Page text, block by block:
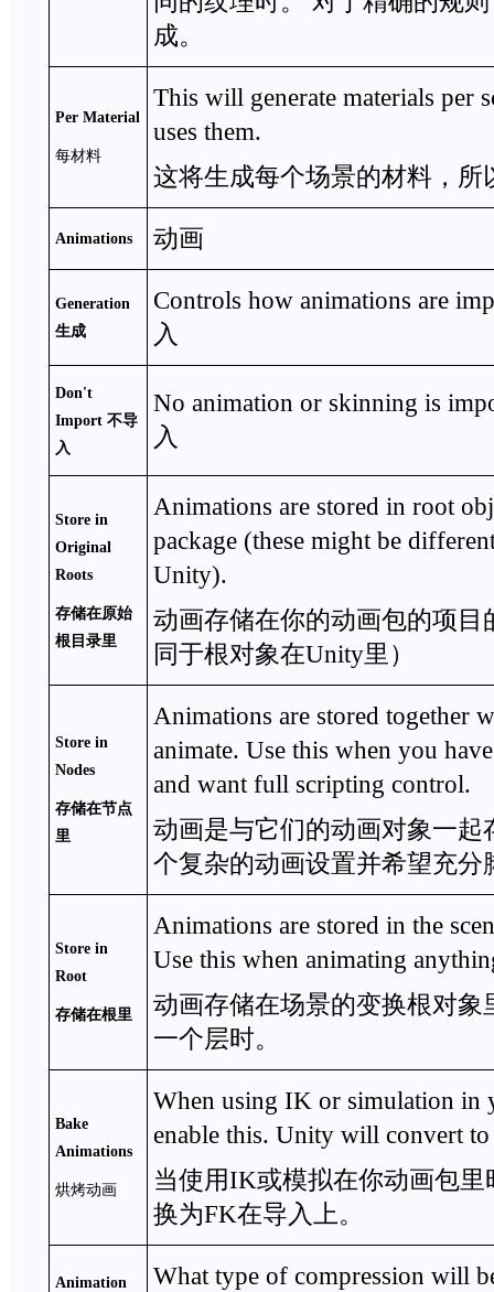
成。
Per Material
每材料
This will generate materials per
uses them.
这将生成每个场景的材料，
Animations 动画
Generation
生成
Controls how animations are
入
Don't
Import 不导
入
No animation or skinning is
入
Store in
Original
Roots
存储在原始
根目录里
Animations are stored in root
package (these might be
Unity).
动画存储在你的动画包的项
同于根对象在Unity里）
Store in
Nodes
存储在节点
里
Animations are stored together
animate. Use this when you
and want full scripting control.
动画是与它们的动画对象一
个复杂的动画设置并希望充分
Store in
Root
存储在根里
Animations are stored in the
Use this when animating
动画存储在场景的变换根对
一个层时。
Bake
Animations
烘烤动画
When using IK or simulation in
enable this. Unity will convert
当使用IK或模拟在你动画包
换为FK在导入上。
Animation
What type of compression will